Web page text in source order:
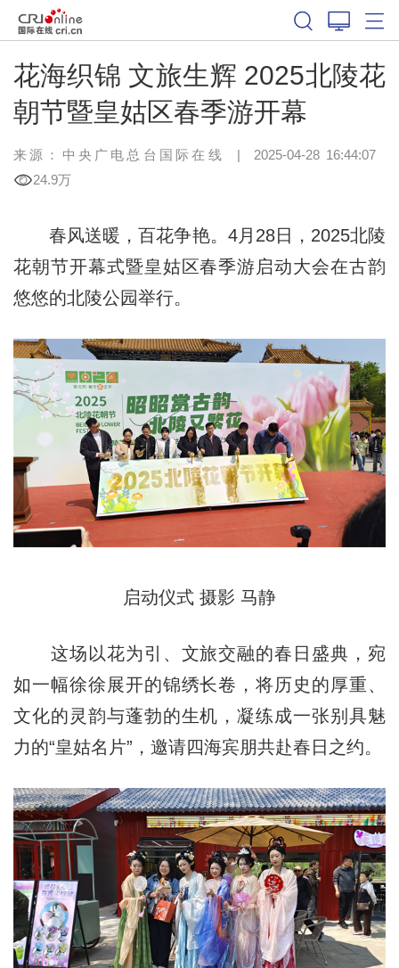
花海织锦 文旅生辉 2025北陵花
朝节暨皇姑区春季游开幕
来源：中央广电总台国际在线 | 2025-04-28 16:44:07
24.9万
春风送暖，百花争艳。4月28日，2025北陵
花朝节开幕式暨皇姑区春季游启动大会在古韵
悠悠的北陵公园举行。
启动仪式 摄影 马静
这场以花为引、文旅交融的春日盛典，宛
如一幅徐徐展开的锦绣长卷，将历史的厚重、
文化的灵韵与蓬勃的生机，凝练成一张别具魅
力的“皇姑名片”，邀请四海宾朋共赴春日之约。